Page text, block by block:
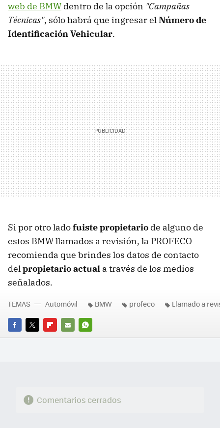
web de BMW dentro de la opción "Campañas
Técnicas", sólo habrá que ingresar elNúmero de
Identificación Vehicular.
Si por otro ladofuiste propietario de alguno de
estos BMW llamados a revisión, la PROFECO
recomienda que brindes los datos de contacto
delpropietario actual a través de los medios
señalados.
FACEBOOK
TWITTERFLIPBOARD
E-
WHATSAPP
TEMAS Automóvil BMW profeco Llamado a
Comentarios cerrados